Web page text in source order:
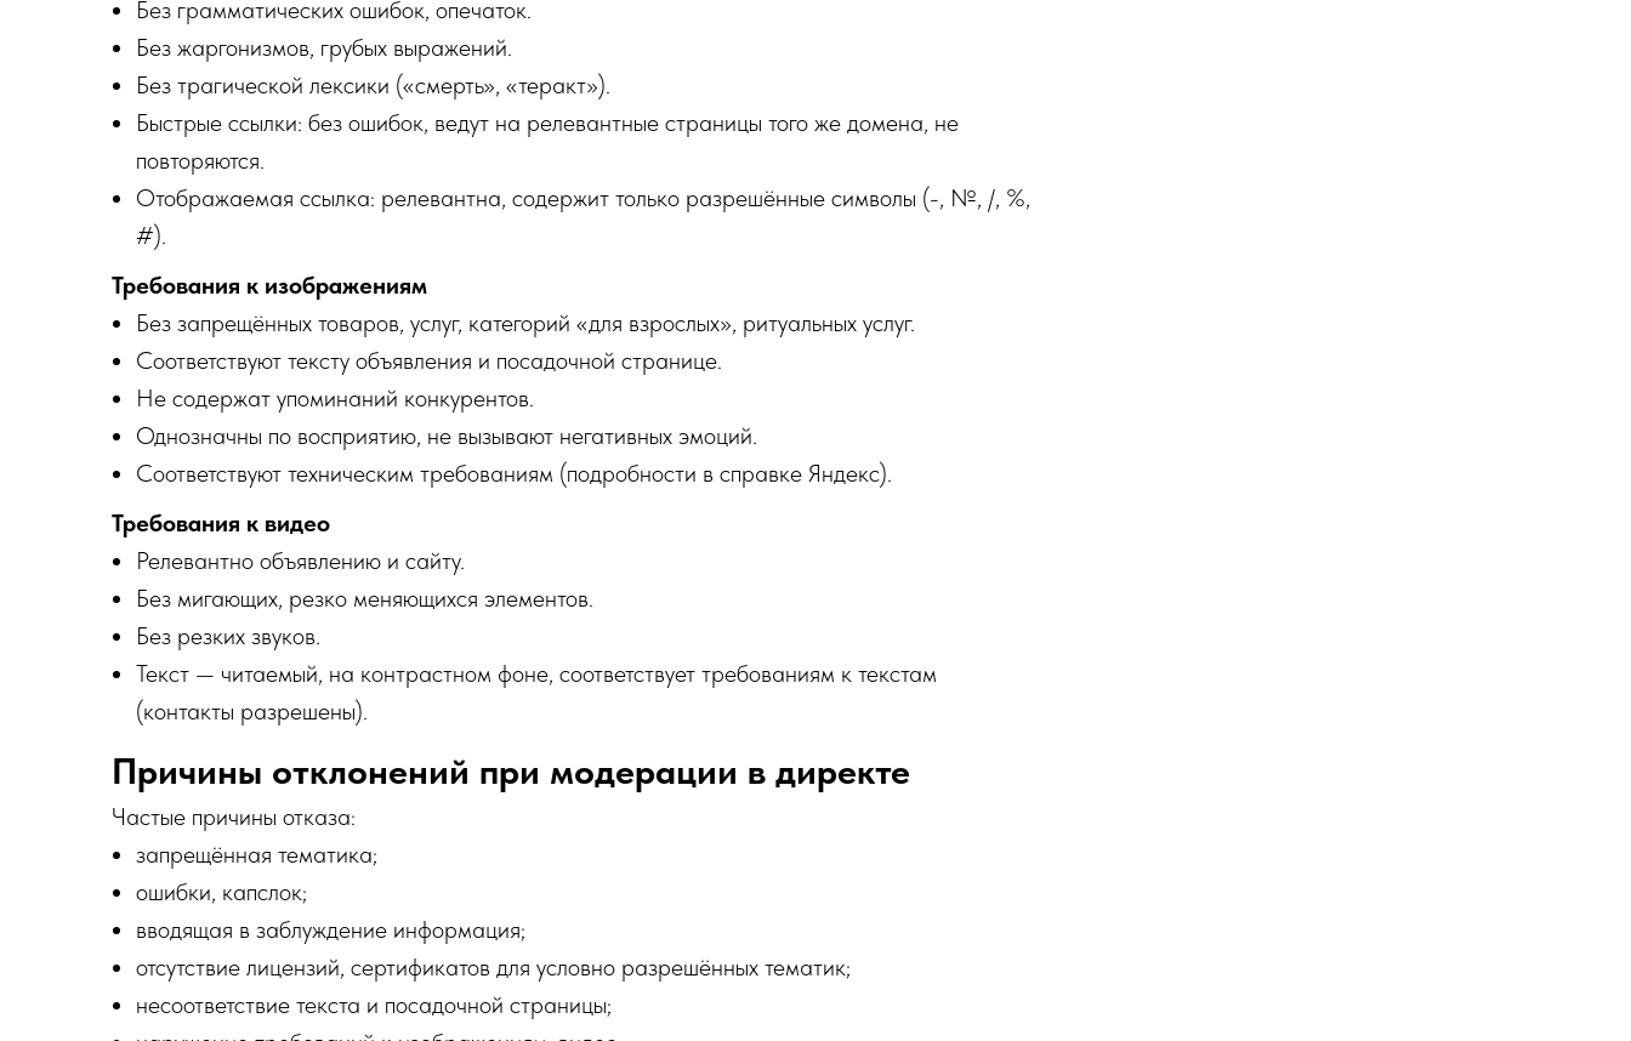
Без грамматических ошибок, опечаток.
Без жаргонизмов, грубых выражений.
Без трагической лексики («смерть», «теракт»).
Быстрые ссылки: без ошибок, ведут на релевантные страницы того же домена, не
повторяются.
Отображаемая ссылка: релевантна, содержит только разрешённые символы (-, №, /, %,
#).
Требования к изображениям
Без запрещённых товаров, услуг, категорий «для взрослых», ритуальных услуг.
Соответствуют тексту объявления и посадочной странице.
Не содержат упоминаний конкурентов.
Однозначны по восприятию, не вызывают негативных эмоций.
Соответствуют техническим требованиям (подробности в справке Яндекс).
Требования к видео
Релевантно объявлению и сайту.
Без мигающих, резко меняющихся элементов.
Без резких звуков.
Текст — читаемый, на контрастном фоне, соответствует требованиям к текстам
(контакты разрешены).
Причины отклонений при модерации в директе
Частые причины отказа:
запрещённая тематика;
ошибки, капслок;
вводящая в заблуждение информация;
отсутствие лицензий, сертификатов для условно разрешённых тематик;
несоответствие текста и посадочной страницы;